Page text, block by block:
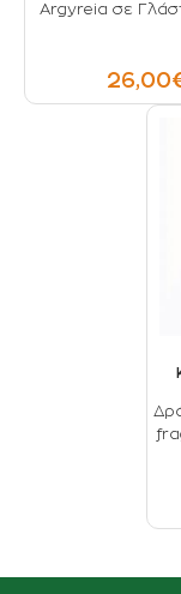
Argyreia σε